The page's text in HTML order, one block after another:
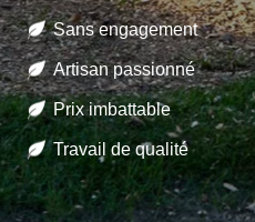
Sans engagement
Artisan passionné
Prix imbattable
Travail de qualité